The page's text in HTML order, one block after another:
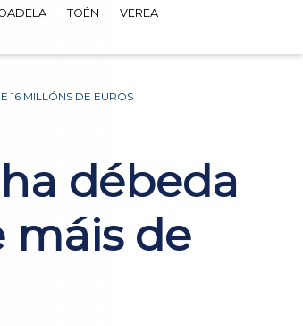
TOÉN
VEREA
16 MILLÓNS DE EUROS
débeda
máis de